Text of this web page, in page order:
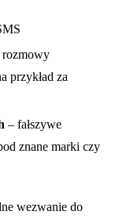
rozmowy
przykład za
– fałszywe
znane marki czy
wezwanie do